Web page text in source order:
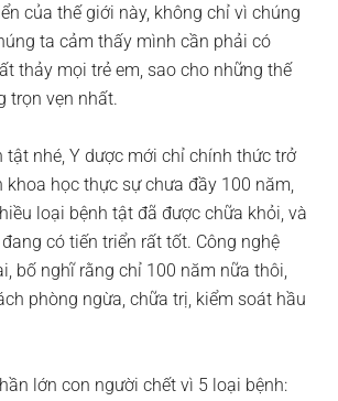
của thế giới này, không chỉ vì chúng
ta cảm thấy mình cần phải có
thảy mọi trẻ em, sao cho những thế
trọn vẹn nhất.
tật nhé, Y dược mới chỉ chính thức trở
học thực sự chưa đầy 100 năm,
loại bệnh tật đã được chữa khỏi, và
có tiến triển rất tốt. Công nghệ
bố nghĩ rằng chỉ 100 năm nữa thôi,
phòng ngừa, chữa trị, kiểm soát hầu
lớn con người chết vì 5 loại bệnh: